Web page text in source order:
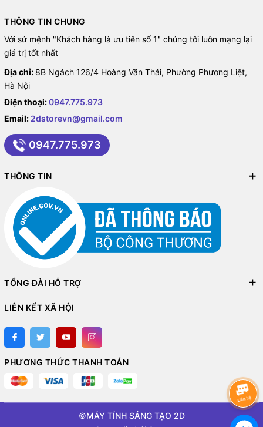
THÔNG TIN CHUNG
Với sứ mệnh "Khách hàng là ưu tiên số 1" chúng tôi luôn mạng lại
giá trị tốt nhất
Địa chỉ: 8B Ngách 126/4 Hoàng Văn Thái, Phường Phương Liệt,
Hà Nội
Điện thoại:0947.775.973
Email: 2dstorevn@gmail.com
0947.775.973
THÔNG TIN
TỔNG ĐÀI HỖ TRỢ
LIÊN KẾT XÃ HỘI
PHƯƠNG THỨC THANH TOÁN
©MÁY TÍNH SÁNG TẠO 2D